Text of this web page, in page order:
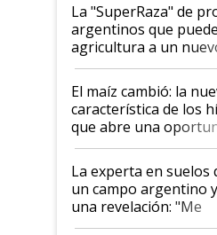
La "SuperRaza" de
argentinos que
agricultura a un
posibilidades de
infinitas"
El maíz cambió: la
característica de los
que abre una
el lote
La experta en suelos
un campo argentino
una revelación: "Me
impresionó mucho"